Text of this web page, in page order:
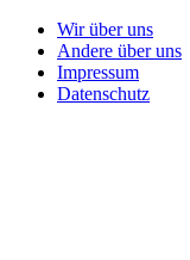
Wir über uns
Andere über uns
Impressum
Datenschutz